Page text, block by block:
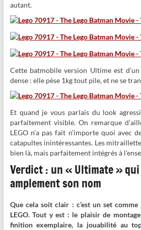
autant.
Cette batmobile version Ultime est
dense : elle pèse 1kg tout pile, et ne se
Et quand je vous parlais du look
parfaitement visible. On remarque
LEGO n’a pas fait n’importe quoi avec
catapultes inintéressantes. Les
bien là, mais parfaitement intégrés à
Verdict : un « Ultimate »
amplement son nom
Que cela soit clair : c’est un set comme
LEGO. Tout y est : le plaisir de
finition exemplaire, la jouabilité au